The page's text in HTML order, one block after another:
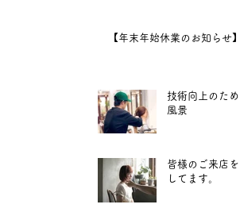
【年末年始休業のお知らせ】
技術向上のため
風景
皆様のご来店を
してます。